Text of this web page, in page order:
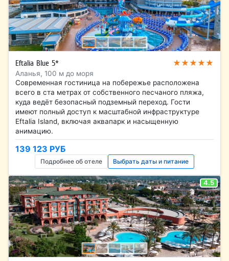
Eftalia Blue 5* ★★★★★
Аланья, 100 м до моря
Современная гостиница на побережье расположена
всего в ста метрах от собственного песчаного пляжа,
куда ведёт безопасный подземный переход. Гости
имеют полный доступ к масштабной инфраструктуре
Eftalia Island, включая аквапарк и насыщенную
анимацию.
139 123 РУБ
Подробнее об отеле Выбрать даты и питание
4.5